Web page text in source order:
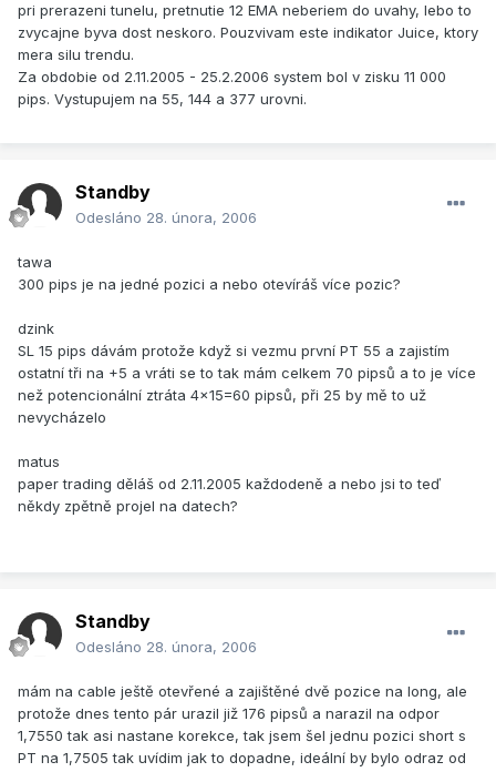
pri prerazeni tunelu, pretnutie 12 EMA neberiem do uvahy, lebo to
zvycajne byva dost neskoro. Pouzvivam este indikator Juice, ktory
mera silu trendu.
Za obdobie od 2.11.2005 - 25.2.2006 system bol v zisku 11 000
pips. Vystupujem na 55, 144 a 377 urovni.
Standby
Odesláno 28. února, 2006
tawa
300 pips je na jedné pozici a nebo otevíráš více pozic?
dzink
SL 15 pips dávám protože když si vezmu první PT 55 a zajistím
ostatní tři na +5 a vráti se to tak mám celkem 70 pipsů a to je více
než potencionální ztráta 4x15=60 pipsů, při 25 by mě to už
nevycházelo
matus
paper trading děláš od 2.11.2005 každodeně a nebo jsi to teď
někdy zpětně projel na datech?
Standby
Odesláno 28. února, 2006
mám na cable ještě otevřené a zajištěné dvě pozice na long, ale
protože dnes tento pár urazil již 176 pipsů a narazil na odpor
1,7550 tak asi nastane korekce, tak jsem šel jednu pozici short s
PT na 1,7505 tak uvídim jak to dopadne, ideální by bylo odraz od